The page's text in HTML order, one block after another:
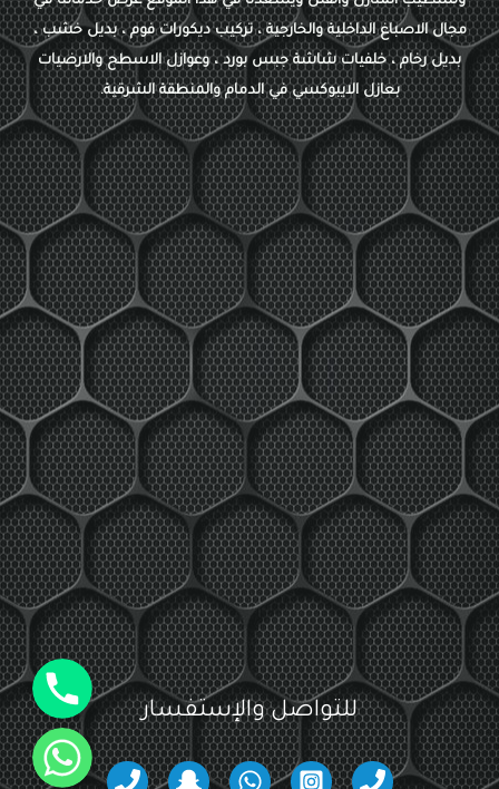
مجال الاصباغ الداخلية والخارجية ، تركيب ديكورات فوم ، بديل خشب ،
بديل رخام ، خلفيات شاشة جبس بورد ، وعوازل الاسطح والارضيات
بعازل الايبوكسي في الدمام والمنطقة الشرقية.
للتواصل والإستفسار
جوال
واتساب